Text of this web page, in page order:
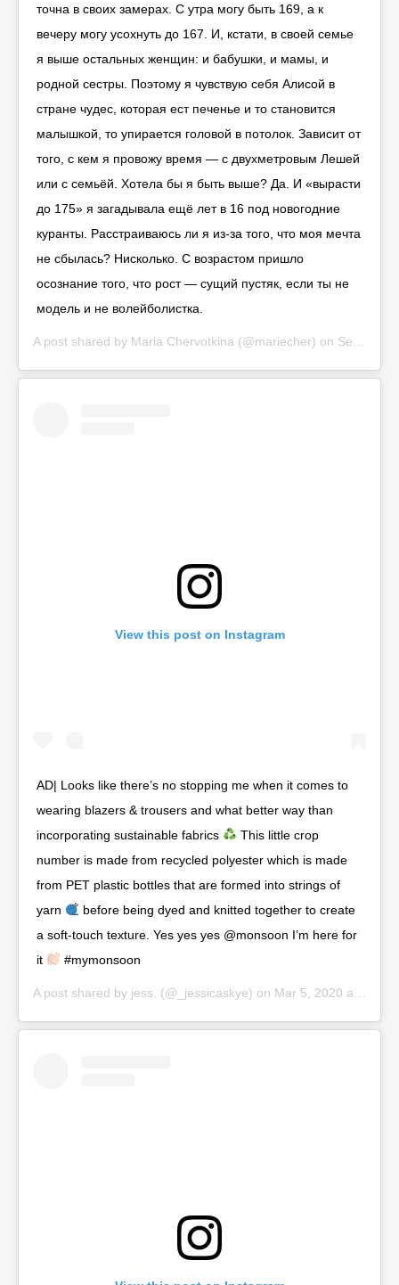
точна в своих замерах. С утра могу быть 169, а к
вечеру могу усохнуть до 167. И, кстати, в своей семье
я выше остальных женщин: и бабушки, и мамы, и
родной сестры. Поэтому я чувствую себя Алисой в
стране чудес, которая ест печенье и то становится
малышкой, то упирается головой в потолок. Зависит от
того, с кем я провожу время — с двухметровым Лешей
или с семьёй. Хотела бы я быть выше? Да. И «вырасти
до 175» я загадывала ещё лет в 16 под новогодние
куранты. Расстраиваюсь ли я из-за того, что моя мечта
не сбылась? Нисколько. С возрастом пришло
осознание того, что рост — сущий пустяк, если ты не
модель и не волейболистка.
A post shared by Maria Chervotkina (@mariecher) on Sep 7, 2019 at 10:22am PDT
View this post on Instagram
AD| Looks like there’s no stopping me when it comes to
wearing blazers & trousers and what better way than
incorporating sustainable fabrics
This little crop
number is made from recycled polyester which is made
from PET plastic bottles that are formed into strings of
yarn
before being dyed and knitted together to create
a soft-touch texture. Yes yes yes @monsoon I’m here for
it
#mymonsoon
A post shared by jess. (@_jessicaskye) on Mar 5, 2020 at 4:43am PST